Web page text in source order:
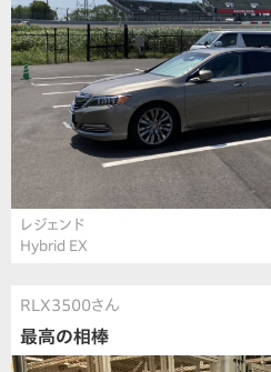
レジェンド
Hybrid EX
RLX3500さん
最高の相棒